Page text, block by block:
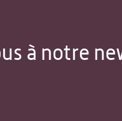
à notre